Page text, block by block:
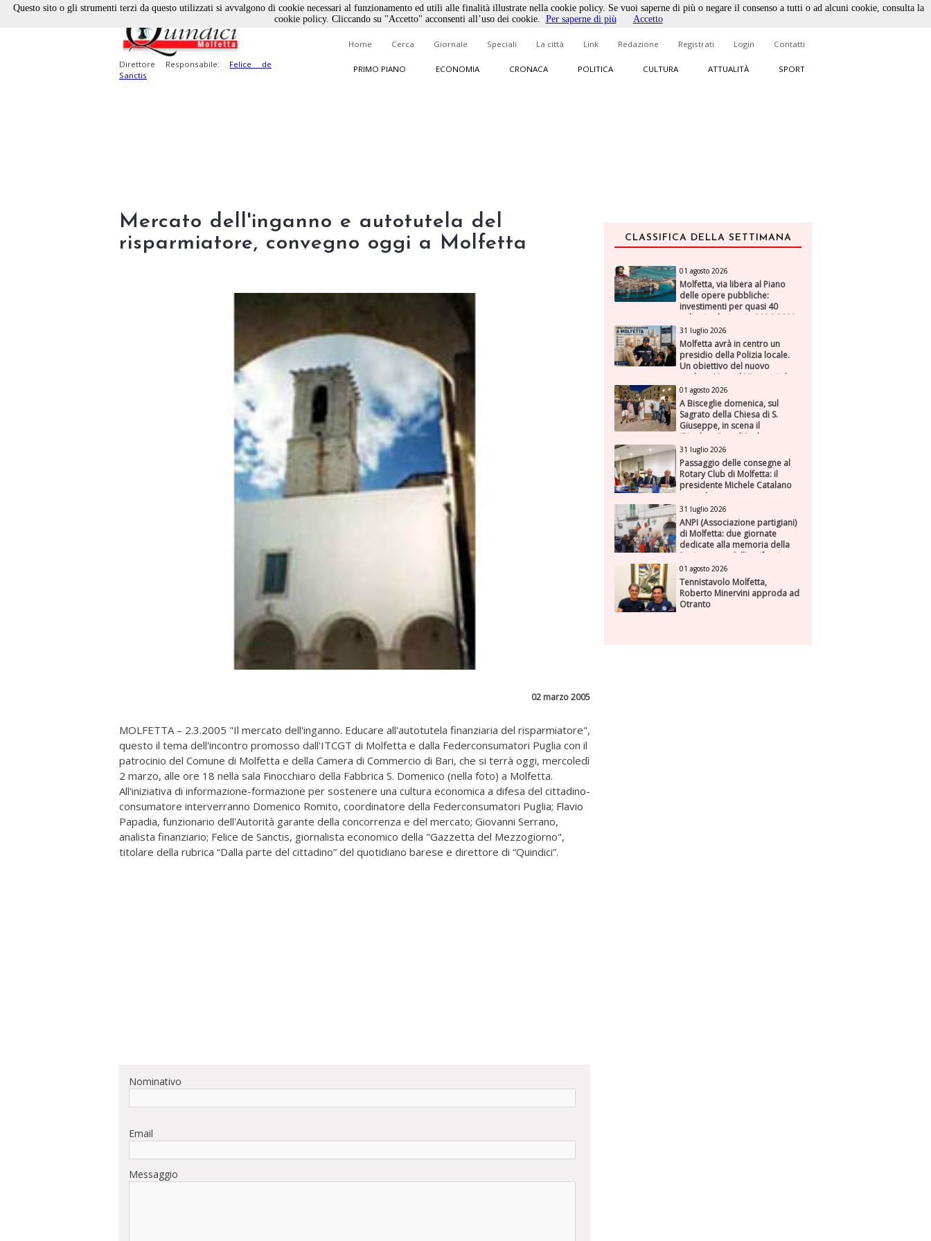
Direttore Responsabile: Felice de
Sanctis
Home Cerca Giornale Speciali La città Link Redazione Registrati Login Contatti
PRIMO PIANO ECONOMIA CRONACA POLITICA CULTURA ATTUALITÀ SPORT
Mercato dell'inganno e autotutela del
risparmiatore, convegno oggi a Molfetta
02 marzo 2005
MOLFETTA – 2.3.2005 "Il mercato dell'inganno. Educare all'autotutela finanziaria del risparmiatore",
questo il tema dell'incontro promosso dall'ITCGT di Molfetta e dalla Federconsumatori Puglia con il
patrocinio del Comune di Molfetta e della Camera di Commercio di Bari, che si terrà oggi, mercoledì
2 marzo, alle ore 18 nella sala Finocchiaro della Fabbrica S. Domenico (nella foto) a Molfetta.
All'iniziativa di informazione-formazione per sostenere una cultura economica a difesa del cittadino-
consumatore interverranno Domenico Romito, coordinatore della Federconsumatori Puglia; Flavio
Papadia, funzionario dell'Autorità garante della concorrenza e del mercato; Giovanni Serrano,
analista finanziario; Felice de Sanctis, giornalista economico della "Gazzetta del Mezzogiorno",
titolare della rubrica “Dalla parte del cittadino” del quotidiano barese e direttore di “Quindici”.
Nominativo
Email
Messaggio
CLASSIFICA DELLA SETTIMANA
01 agosto 2026
Molfetta, via libera al Piano
delle opere pubbliche:
investimenti per quasi 40
milioni nel triennio 2026-2028
31 luglio 2026
Molfetta avrà in centro un
presidio della Polizia locale.
Un obiettivo del nuovo
sindaco Manuel Minervini che
diviene realtà, con la speranza
di maggiore efficienza e
presenza sul territorio
01 agosto 2026
A Bisceglie domenica, sul
Sagrato della Chiesa di S.
Giuseppe, in scena il
“Rigoletto” con l’Orchestra
Sinfonica Federiciana
31 luglio 2026
Passaggio delle consegne al
Rotary Club di Molfetta: il
presidente Michele Catalano
succede a se stesso
31 luglio 2026
ANPI (Associazione partigiani)
di Molfetta: due giornate
dedicate alla memoria della
Resistenza e dell'antifascismo
01 agosto 2026
Tennistavolo Molfetta,
Roberto Minervini approda ad
Otranto
Questo sito o gli strumenti terzi da questo utilizzati si avvalgono di cookie necessari al funzionamento ed utili alle finalità illustrate nella cookie policy. Se vuoi saperne di più o negare il consenso a tutti o ad alcuni cookie, consulta la
cookie policy. Cliccando su "Accetto" acconsenti all’uso dei cookie. Per saperne di più Accetto